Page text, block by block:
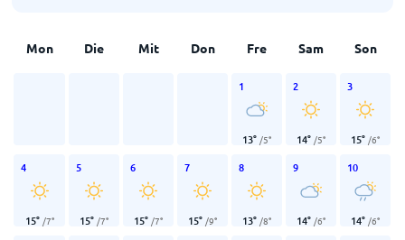
Mon Die Mit Don Fre Sam Son
1
13° /5°
2
14° /5°
3
15° /6°
4
15° /7°
5
15° /7°
6
15° /7°
7
15° /9°
8
13° /8°
9
14° /6°
10
14° /6°